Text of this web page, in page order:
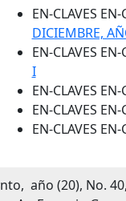
EN-CLAVES
DICIEMBRE,
EN-CLAVES
I
EN-CLAVES
EN-CLAVES
EN-CLAVES
año (20), No.